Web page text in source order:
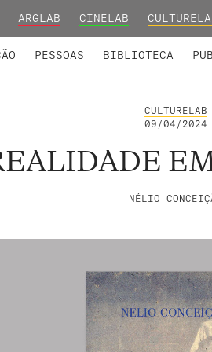
ARGLAB CINELAB
PESSOAS BIBLIOTECA
CULTURELAB
09/04/2024
NÉLIO